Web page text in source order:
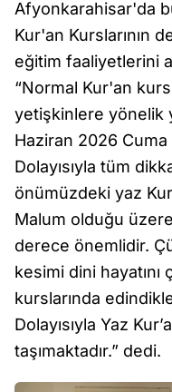
Afyonkarahisar'da
Kur'an Kurslarının
eğitim faaliyetlerini
“Normal Kur'an
yetişkinlere yönelik
Haziran 2026
Dolayısıyla tüm
önümüzdeki yaz
Malum olduğu
derece önemlidir.
kesimi dini hayatını
kurslarında
Dolayısıyla Yaz
taşımaktadır.” dedi.